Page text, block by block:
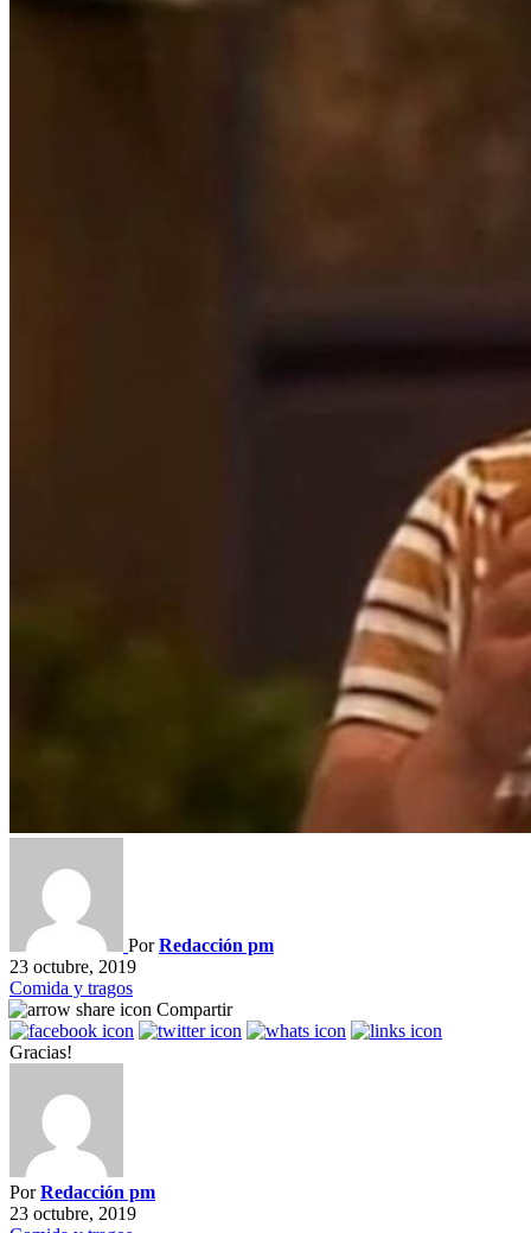
PorRedacción pm
23 octubre, 2019
Comida y tragos
Compartir
Gracias!
PorRedacción pm
23 octubre, 2019